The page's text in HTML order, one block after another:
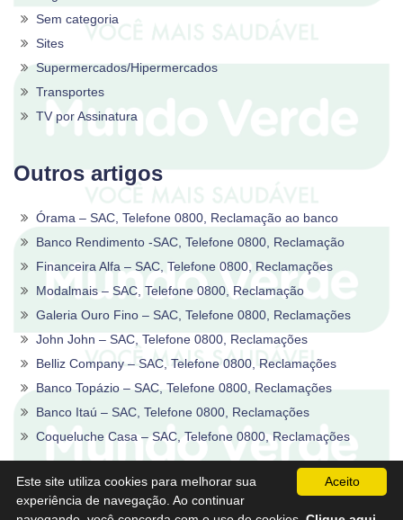
Sem categoria
Sites
Supermercados/Hipermercados
Transportes
TV por Assinatura
Outros artigos
Órama – SAC, Telefone 0800, Reclamação ao banco
Banco Rendimento -SAC, Telefone 0800, Reclamação
Financeira Alfa – SAC, Telefone 0800, Reclamações
Modalmais – SAC, Telefone 0800, Reclamação
Galeria Ouro Fino – SAC, Telefone 0800, Reclamações
John John – SAC, Telefone 0800, Reclamações
Belliz Company – SAC, Telefone 0800, Reclamações
Banco Topázio – SAC, Telefone 0800, Reclamações
Banco Itaú – SAC, Telefone 0800, Reclamações
Coqueluche Casa – SAC, Telefone 0800, Reclamações
Aceito
Este site utiliza cookies para melhorar sua
experiência de navegação. Ao continuar